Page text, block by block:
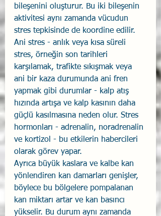
bileşenini oluşturur. Bu iki bileşenin
aktivitesi aynı zamanda vücudun
stres tepkisinde de koordine edilir.
Ani stres - anlık veya kısa süreli
stres, örneğin son tarihleri
karşılamak, trafikte sıkışmak veya
ani bir kaza durumunda ani fren
yapmak gibi durumlar - kalp atış
hızında artışa ve kalp kasının daha
güçlü kasılmasına neden olur. Stres
hormonları - adrenalin, noradrenalin
ve kortizol - bu etkilerin habercileri
olarak görev yapar.
Ayrıca büyük kaslara ve kalbe kan
yönlendiren kan damarları genişler,
böylece bu bölgelere pompalanan
kan miktarı artar ve kan basıncı
yükselir. Bu durum aynı zamanda